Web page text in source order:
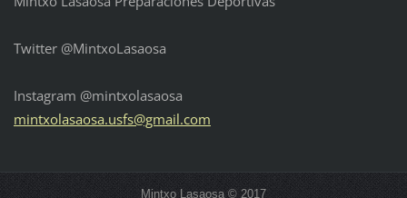
Twitter @MintxoLasaosa
Instagram @mintxolasaosa
mintxolasaosa.usfs@gmail.com
Mintxo Lasaosa © 2017